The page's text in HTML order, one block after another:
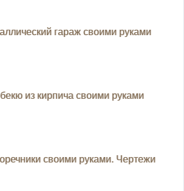
гараж своими руками
из кирпича своими руками
своими руками. Чертежи